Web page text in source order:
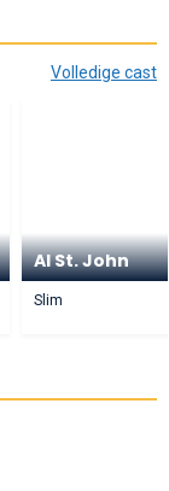
Volledige cast
Al St. John
Slim